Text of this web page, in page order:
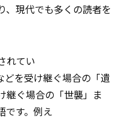
、現代でも多くの読者を
れてい
を受け継ぐ場合の「遺
継ぐ場合の「世襲」ま
です。例え